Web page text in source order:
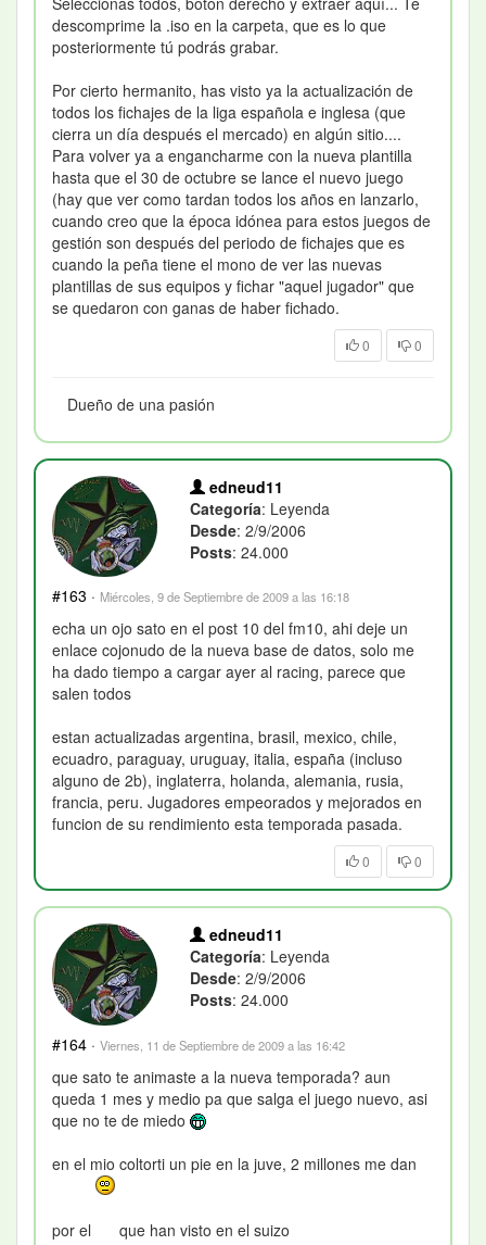
descomprime la .iso en la carpeta, que es lo que
posteriormente tú podrás grabar.
Por cierto hermanito, has visto ya la actualización de
todos los fichajes de la liga española e inglesa (que
cierra un día después el mercado) en algún sitio....
Para volver ya a engancharme con la nueva plantilla
hasta que el 30 de octubre se lance el nuevo juego
(hay que ver como tardan todos los años en lanzarlo,
cuando creo que la época idónea para estos juegos de
gestión son después del periodo de fichajes que es
cuando la peña tiene el mono de ver las nuevas
plantillas de sus equipos y fichar "aquel jugador" que
se quedaron con ganas de haber fichado.
0 0
Dueño de una pasión
edneud11
Categoría: Leyenda
Desde: 2/9/2006
Posts: 24.000
#163 · Miércoles, 9 de Septiembre de 2009 a las 16:18
echa un ojo sato en el post 10 del fm10, ahi deje un
enlace cojonudo de la nueva base de datos, solo me
ha dado tiempo a cargar ayer al racing, parece que
salen todos
estan actualizadas argentina, brasil, mexico, chile,
ecuadro, paraguay, uruguay, italia, españa (incluso
alguno de 2b), inglaterra, holanda, alemania, rusia,
francia, peru. Jugadores empeorados y mejorados en
funcion de su rendimiento esta temporada pasada.
0 0
edneud11
Categoría: Leyenda
Desde: 2/9/2006
Posts: 24.000
#164 · Viernes, 11 de Septiembre de 2009 a las 16:42
que sato te animaste a la nueva temporada? aun
queda 1 mes y medio pa que salga el juego nuevo, asi
que no te de miedo
en el mio coltorti un pie en la juve, 2 millones me dan
por el que han visto en el suizo